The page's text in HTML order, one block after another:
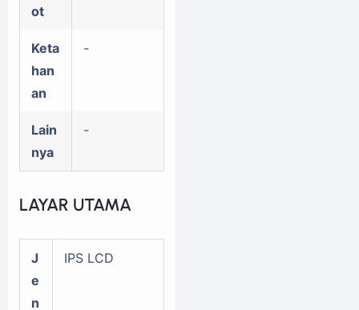
ot
Keta
han
an
-
Lain
nya
-
LAYAR UTAMA
J
e
n
IPS LCD